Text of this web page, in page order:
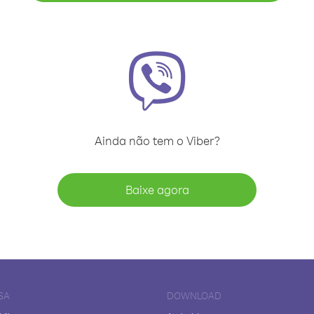
Ainda não tem o Viber?
Baixe agora
DOWNLOAD